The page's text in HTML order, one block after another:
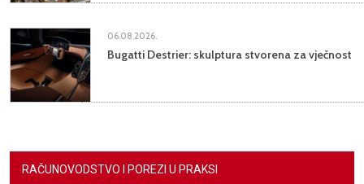
06.08.2026.
Bugatti Destrier: skulptura stvorena za vječnost
RAČUNOVODSTVO I POREZI U PRAKSI